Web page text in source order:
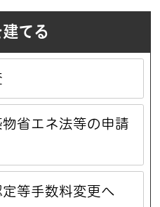
てる
省エネ法等の申請
等手数料変更へ